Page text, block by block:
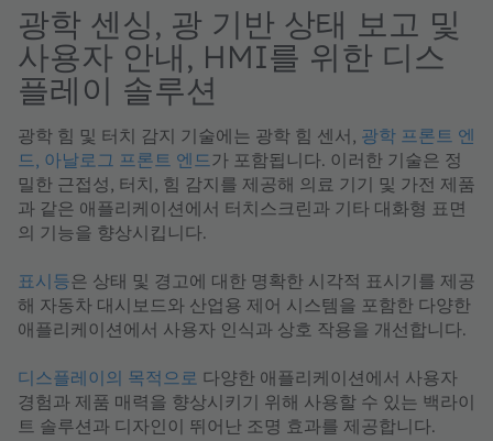
광학 센싱, 광 기반 상태 보고 및
사용자 안내, HMI를 위한 디스
플레이 솔루션
광학 힘 및 터치 감지 기술에는 광학 힘 센서, 광학 프론트 엔
드, 아날로그 프론트 엔드가 포함됩니다. 이러한 기술은 정
밀한 근접성, 터치, 힘 감지를 제공해 의료 기기 및 가전 제품
과 같은 애플리케이션에서 터치스크린과 기타 대화형 표면
의 기능을 향상시킵니다.
표시등은 상태 및 경고에 대한 명확한 시각적 표시기를 제공
해 자동차 대시보드와 산업용 제어 시스템을 포함한 다양한
애플리케이션에서 사용자 인식과 상호 작용을 개선합니다.
디스플레이의 목적으로 다양한 애플리케이션에서 사용자
경험과 제품 매력을 향상시키기 위해 사용할 수 있는 백라이
트 솔루션과 디자인이 뛰어난 조명 효과를 제공합니다.